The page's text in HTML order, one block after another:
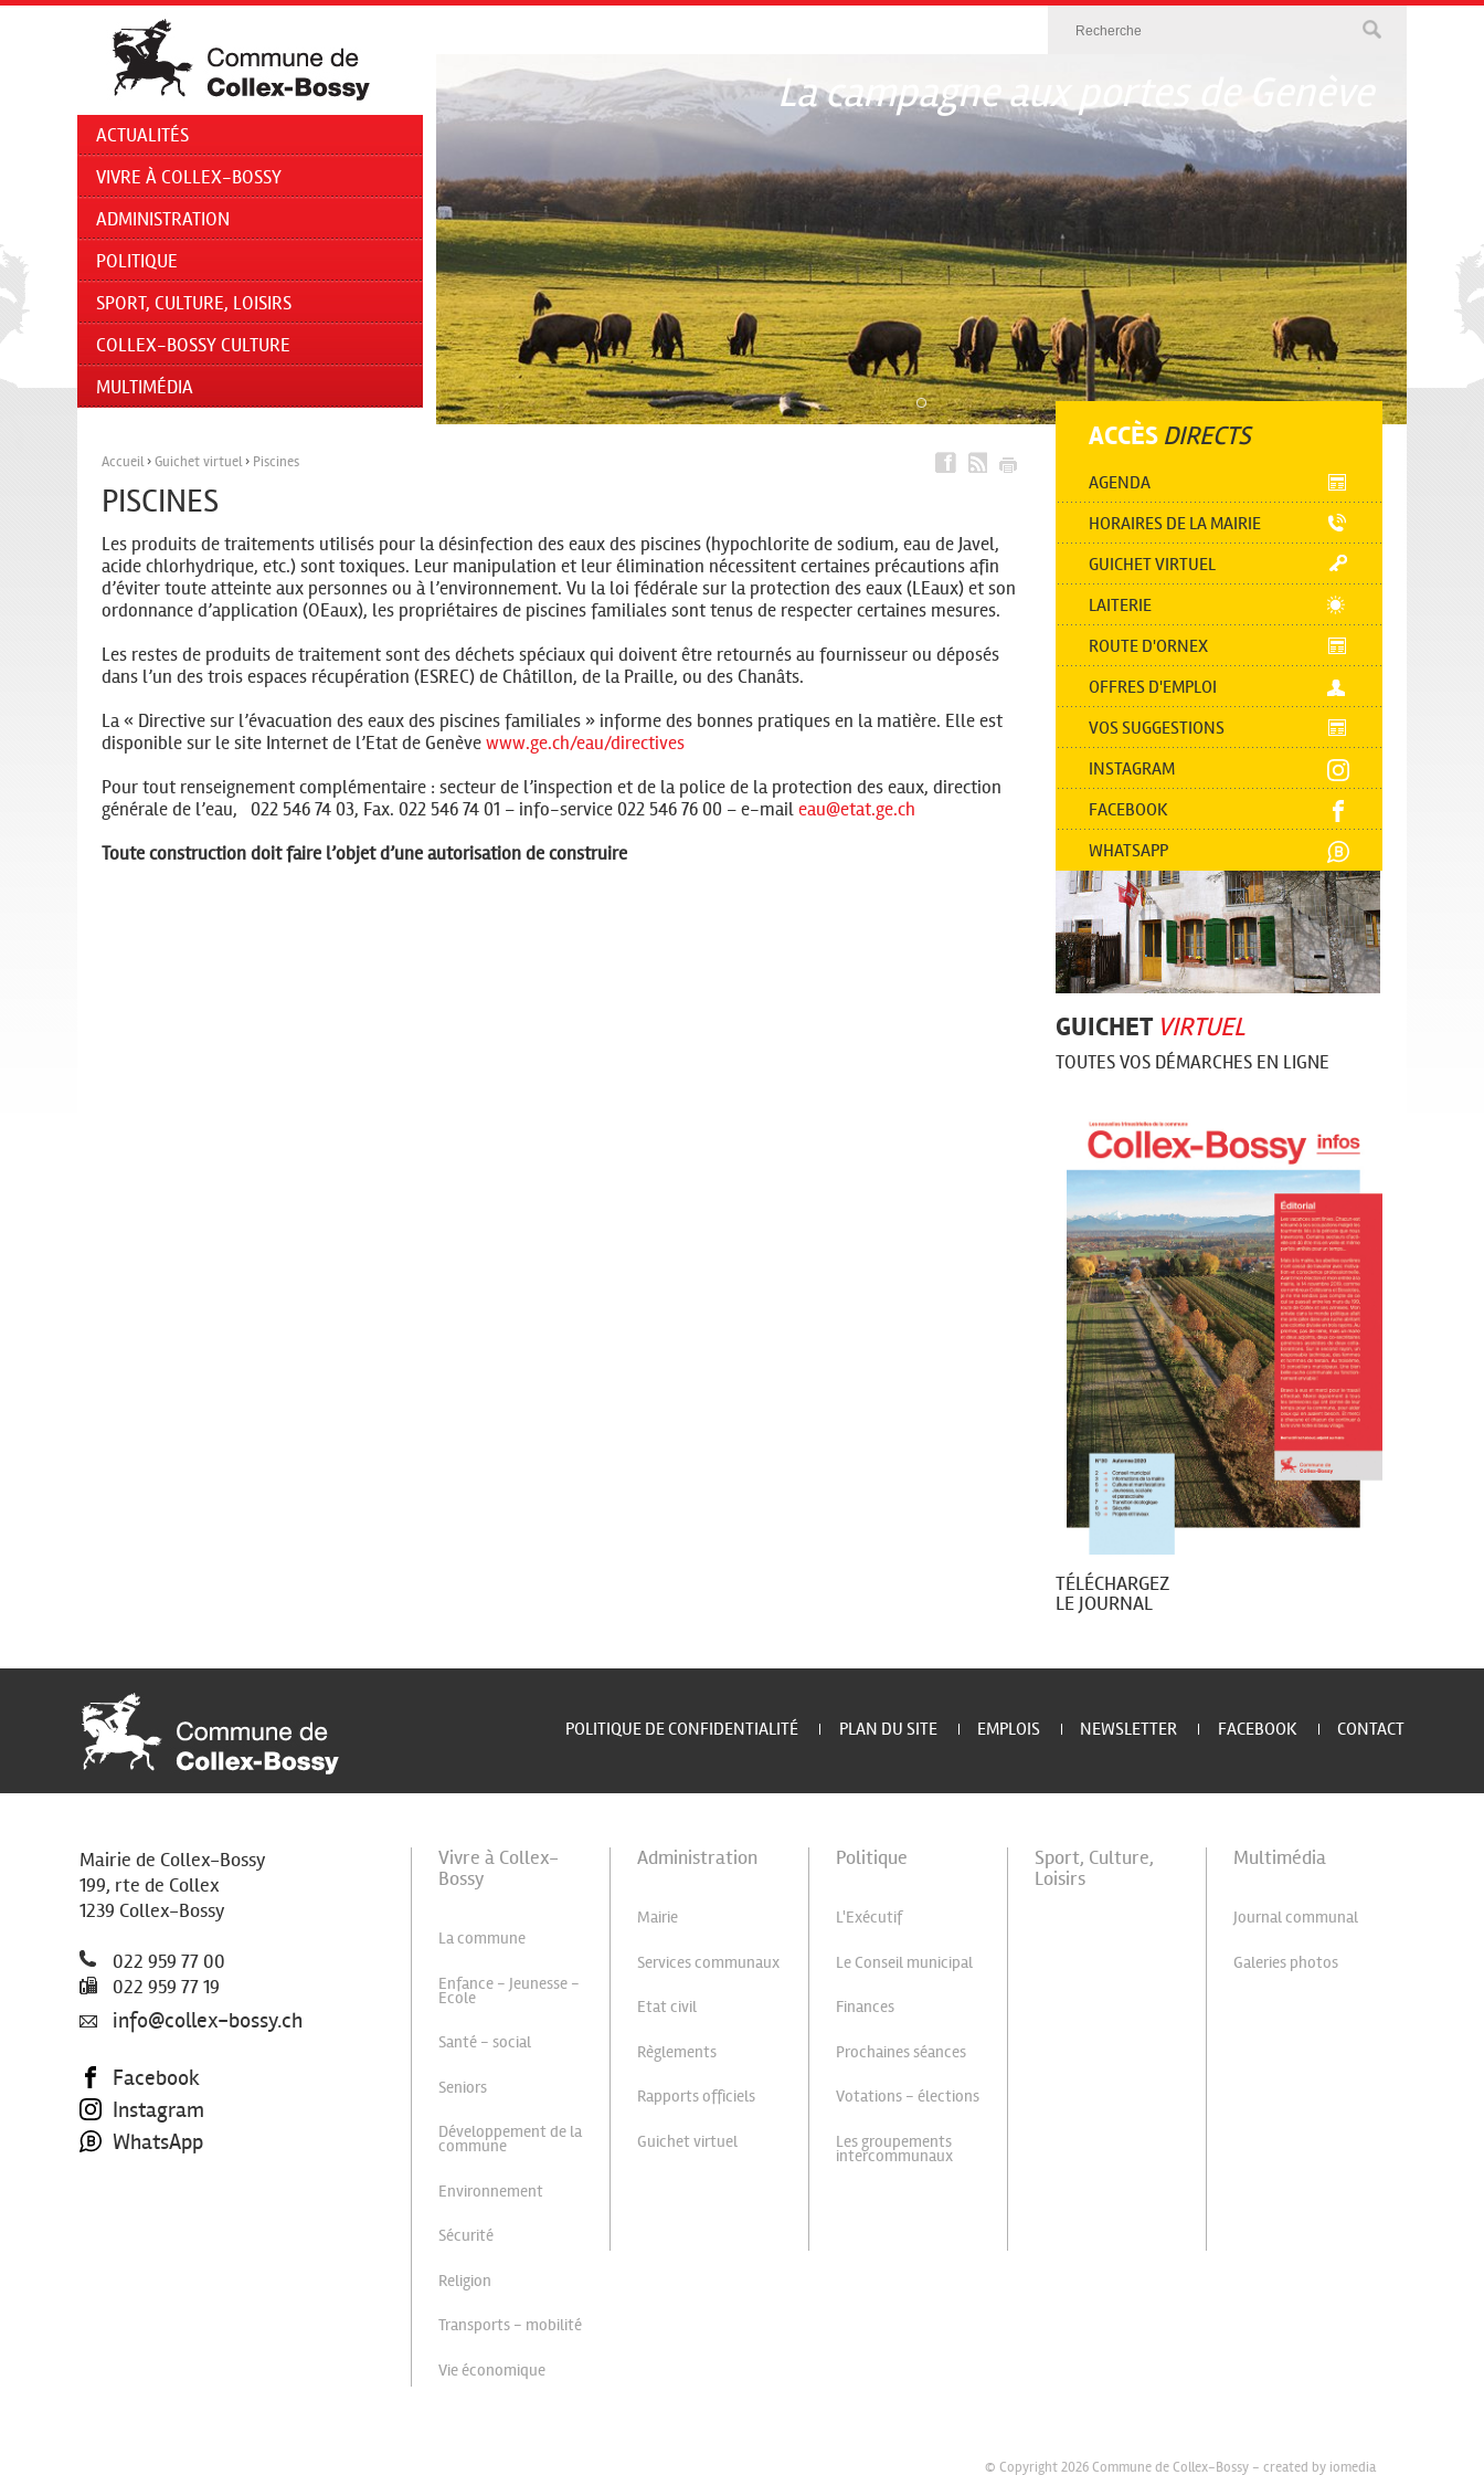
ACTUALITÉS
VIVRE À COLLEX-BOSSY
ADMINISTRATION
POLITIQUE
SPORT, CULTURE, LOISIRS
COLLEX-BOSSY CULTURE
MULTIMÉDIA
La campagne aux portes de Genève
Accueil ›Guichet virtuel › Piscines
PISCINES
Les produits de traitements utilisés pour la désinfection des eaux des piscines (hypochlorite de sodium, eau de Javel,
acide chlorhydrique, etc.) sont toxiques. Leur manipulation et leur élimination nécessitent certaines précautions afin
d’éviter toute atteinte aux personnes ou à l’environnement. Vu la loi fédérale sur la protection des eaux (LEaux) et son
ordonnance d’application (OEaux), les propriétaires de piscines familiales sont tenus de respecter certaines mesures.
Les restes de produits de traitement sont des déchets spéciaux qui doivent être retournés au fournisseur ou déposés
dans l’un des trois espaces récupération (ESREC) de Châtillon, de la Praille, ou des Chanâts.
La « Directive sur l’évacuation des eaux des piscines familiales » informe des bonnes pratiques en la matière. Elle est
disponible sur le site Internet de l’Etat de Genèvewww.ge.ch/eau/directives
Pour tout renseignement complémentaire : secteur de l’inspection et de la police de la protection des eaux, direction
générale de l’eau, 022 546 74 03, Fax. 022 546 74 01 – info-service 022 546 76 00 – e-maileau@etat.ge.ch
Toute construction doit faire l’objet d’une autorisation de construire
ACCÈS DIRECTS
AGENDA
HORAIRES DE LA MAIRIE
GUICHET VIRTUEL
LAITERIE
ROUTE D'ORNEX
OFFRES D'EMPLOI
VOS SUGGESTIONS
INSTAGRAM
FACEBOOK
WHATSAPP
GUICHET VIRTUEL
TOUTES VOS DÉMARCHES EN LIGNE
TÉLÉCHARGEZ
LE JOURNAL
POLITIQUE DE CONFIDENTIALITÉ PLAN DU SITE EMPLOIS NEWSLETTER FACEBOOK CONTACT
Mairie de Collex-Bossy
199, rte de Collex
1239 Collex-Bossy
022 959 77 00
022 959 77 19
info@collex-bossy.ch
Facebook
Instagram
WhatsApp
Vivre à Collex-
Bossy
La commune
Enfance - Jeunesse -
Ecole
Santé - social
Seniors
Développement de la
commune
Environnement
Sécurité
Religion
Transports - mobilité
Vie économique
Administration
Mairie
Services communaux
Etat civil
Règlements
Rapports officiels
Guichet virtuel
Politique
L'Exécutif
Le Conseil municipal
Finances
Prochaines séances
Votations - élections
Les groupements
intercommunaux
Sport, Culture,
Loisirs
Multimédia
Journal communal
Galeries photos
© Copyright 2026 Commune de Collex-Bossy -created by iomedia